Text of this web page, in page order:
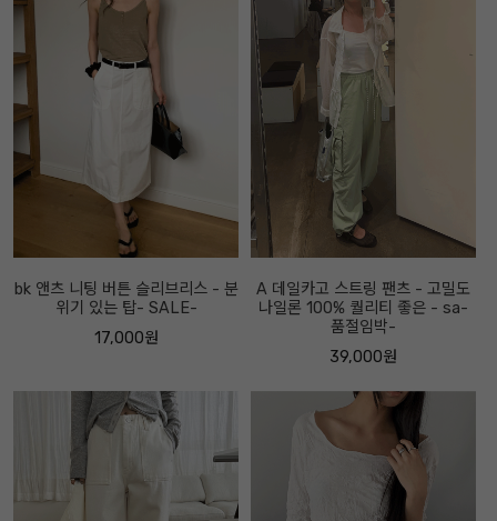
bk 앤츠 니팅 버튼 슬리브리스 - 분
위기 있는 탑- SALE-
17,000원
A 데일카고 스트링 팬츠 - 고밀도
나일론 100% 퀄리티 좋은 - sa-
품절임박-
39,000원